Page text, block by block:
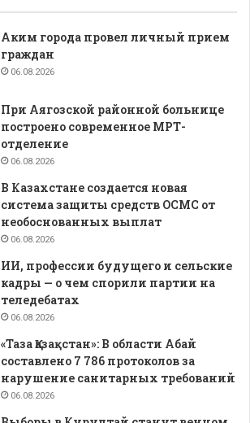
Аким города провел личный прием
граждан
06.08.2026
При Аягозской районной больнице
построено современное МРТ-
отделение
06.08.2026
В Казахстане создается новая
система защиты средств ОСМС от
необоснованных выплат
06.08.2026
ИИ, профессии будущего и сельские
кадры — о чем спорили партии на
теледебатах
06.08.2026
«Таза Қазақстан»: В области Абай
составлено 7 786 протоколов за
нарушение санитарных требований
06.08.2026